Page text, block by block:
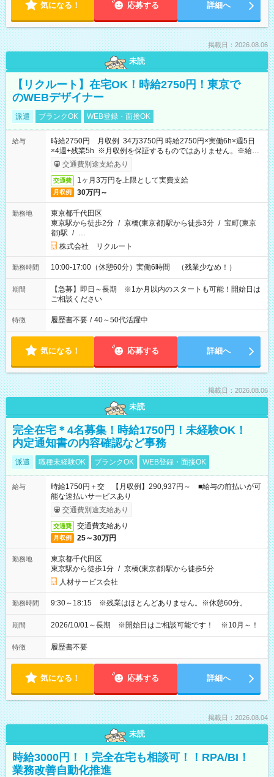
気になる！ 応募する 詳細へ
掲載日：2026.08.06
未読
【リクルート】在宅OK！時給2750円！東京で
のWEBデザイナー
派遣 ブランクOK WEB登録・面接OK
給与
時給2750円 月収例 34万3750円 時給2750円×実働6h×週5日
×4週+残業5h ※月収例を保証するものではありません。※給与
即受取りサービス利用可（利用条件有）
交通費別途支給あり
交通費 1ヶ月3万円を上限として実費支給
月収例 30万円～
勤務地
東京都千代田区
東京駅から徒歩2分 / 京橋(東京都)駅から徒歩3分 / 宝町(東京
都)駅 / …
株式会社 リクルート
勤務時間 10:00-17:00（休憩60分）実働6時間 （残業少なめ！）
期間
【急募】即日～長期 ※1か月以内のスタートも可能！開始日は
ご相談ください
特徴 履歴書不要 / 40～50代活躍中
気になる！ 応募する 詳細へ
掲載日：2026.08.06
未読
完全在宅＊4名募集！時給1750円！未経験OK！
内定通知書の内容確認など事務
派遣 職種未経験OK ブランクOK WEB登録・面接OK
給与
時給1750円＋交 【月収例】290,937円～ ■給与の前払いが可
能な速払いサービスあり
交通費別途支給あり
交通費 交通費支給あり
月収例 25～30万円
勤務地
東京都千代田区
東京駅から徒歩1分 / 京橋(東京都)駅から徒歩5分
人材サービス会社
勤務時間 9:30～18:15 ※残業はほとんどありません。※休憩60分。
期間 2026/10/01～長期 ※開始日はご相談可能です！ ※10月～！
特徴 履歴書不要
気になる！ 応募する 詳細へ
掲載日：2026.08.04
未読
時給3000円！！完全在宅も相談可！！RPA/BI！
業務改善自動化推進